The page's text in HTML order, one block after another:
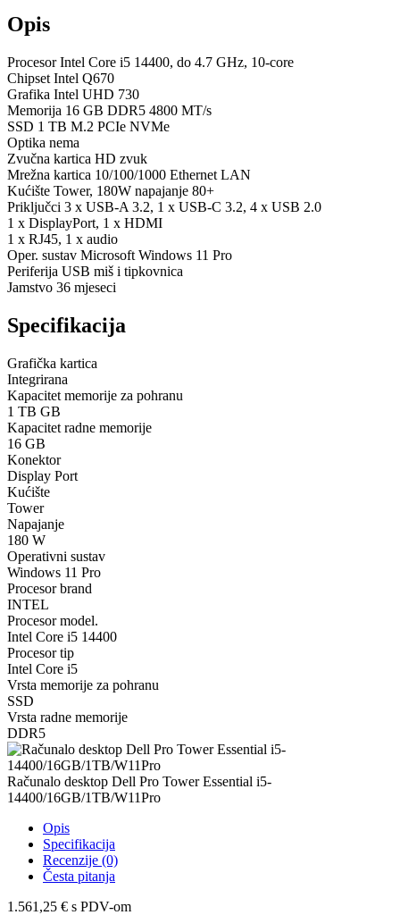
Opis
Procesor Intel Core i5 14400, do 4.7 GHz, 10-core
Chipset Intel Q670
Grafika Intel UHD 730
Memorija 16 GB DDR5 4800 MT/s
SSD 1 TB M.2 PCIe NVMe
Optika nema
Zvučna kartica HD zvuk
Mrežna kartica 10/100/1000 Ethernet LAN
Kućište Tower, 180W napajanje 80+
Priključci 3 x USB-A 3.2, 1 x USB-C 3.2, 4 x USB 2.0
1 x DisplayPort, 1 x HDMI
1 x RJ45, 1 x audio
Oper. sustav Microsoft Windows 11 Pro
Periferija USB miš i tipkovnica
Jamstvo 36 mjeseci
Specifikacija
Grafička kartica
Integrirana
Kapacitet memorije za pohranu
1 TB GB
Kapacitet radne memorije
16 GB
Konektor
Display Port
Kućište
Tower
Napajanje
180 W
Operativni sustav
Windows 11 Pro
Procesor brand
INTEL
Procesor model.
Intel Core i5 14400
Procesor tip
Intel Core i5
Vrsta memorije za pohranu
SSD
Vrsta radne memorije
DDR5
Računalo desktop Dell Pro Tower Essential i5-
14400/16GB/1TB/W11Pro
Opis
Specifikacija
Recenzije (0)
Česta pitanja
1.561,25 € s PDV-om